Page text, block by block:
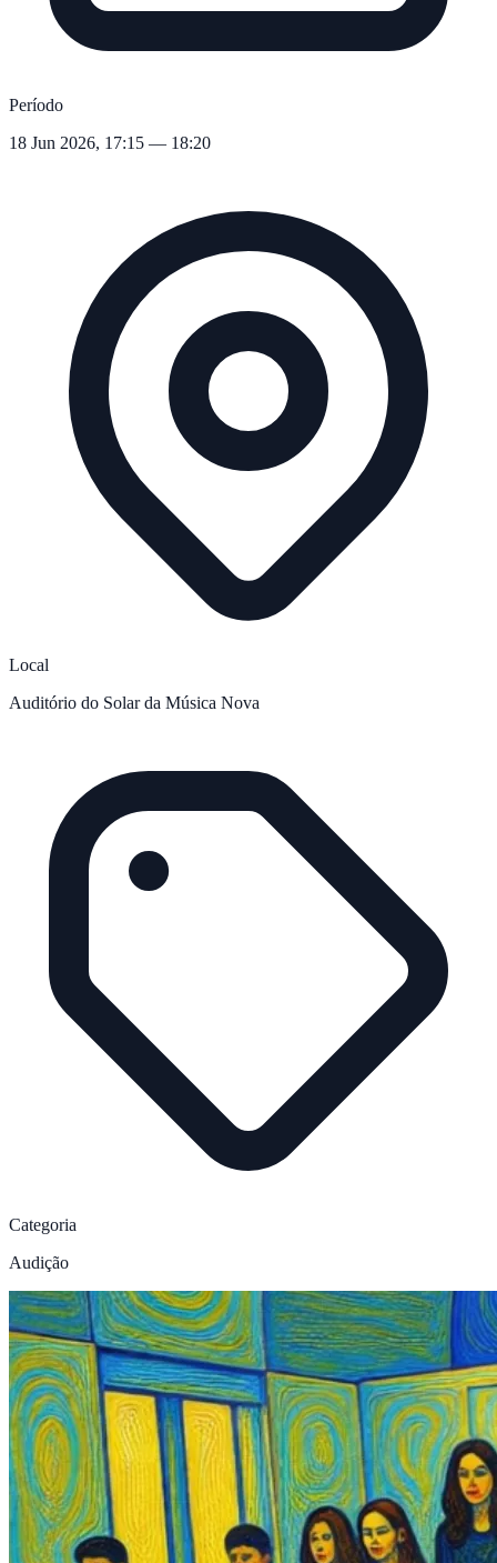
Período
18 Jun 2026, 17:15 — 18:20
Local
Auditório do Solar da Música Nova
Categoria
Audição